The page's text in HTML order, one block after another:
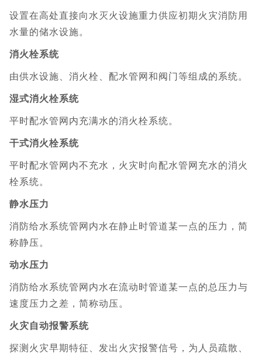
设置在高处直接向水灭火设施重力供应初期火灾消防用
水量的储水设施。
消火栓系统
由供水设施、消火栓、配水管网和阀门等组成的系统。
湿式消火栓系统
平时配水管网内充满水的消火栓系统。
干式消火栓系统
平时配水管网内不充水，火灾时向配水管网充水的消火
栓系统。
静水压力
消防给水系统管网内水在静止时管道某一点的压力，简
称静压。
动水压力
消防给水系统管网内水在流动时管道某一点的总压力与
速度压力之差，简称动压。
火灾自动报警系统
探测火灾早期特征、发出火灾报警信号，为人员疏散、